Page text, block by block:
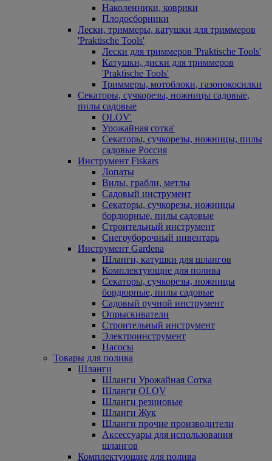
Наколенники, коврики
Плодосборники
Лески, триммеры, катушки для триммеров
'Praktische Tools'
Лески для триммеров 'Praktische Tools'
Катушки, диски для триммеров
'Praktische Tools'
Триммеры, мотоблоки, газонокосилки
Секаторы, сучкорезы, ножницы садовые,
пилы садовые
OLOV'
Урожайная сотка'
Секаторы, сучкорезы, ножницы, пилы
садовые Россия
Инструмент Fiskars
Лопаты
Вилы, грабли, метлы
Садовый инструмент
Секаторы, сучкорезы, ножницы
бордюрные, пилы садовые
Строительный инструмент
Снегоуборочный инвентарь
Инструмент Gardena
Шланги, катушки для шлангов
Комплектующие для полива
Секаторы, сучкорезы, ножницы
бордюрные, пилы садовые
Садовый ручной инструмент
Опрыскиватели
Строительный инструмент
Электроинструмент
Насосы
Товары для полива
Шланги
Шланги Урожайная Сотка
Шланги OLOV
Шланги резиновые
Шланги Жук
Шланги прочие производители
Аксессуары для использования
шлангов
Комплектующие для полива